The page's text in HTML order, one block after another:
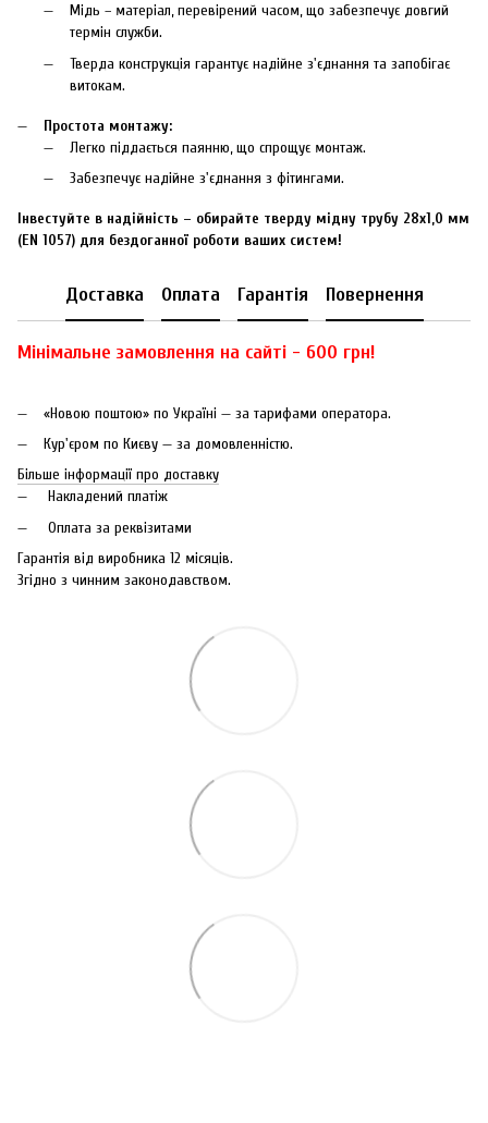
Мідь – матеріал, перевірений часом, що забезпечує довгий
термін служби.
Тверда конструкція гарантує надійне з'єднання та запобігає
витокам.
Простота монтажу:
Легко піддається паянню, що спрощує монтаж.
Забезпечує надійне з'єднання з фітингами.
Інвестуйте в надійність – обирайте тверду мідну трубу 28х1,0 мм
(EN 1057) для бездоганної роботи ваших систем!
Доставка Оплата Гарантія Повернення
Мінімальне замовлення на сайті - 600 грн!
«Новою поштою» по Україні — за тарифами оператора.
Кур'єром по Києву — за домовленністю.
Більше інформації про доставку
Накладений платіж
Оплата за реквізитами
Гарантія від виробника 12 місяців.
Згідно з чинним законодавством.